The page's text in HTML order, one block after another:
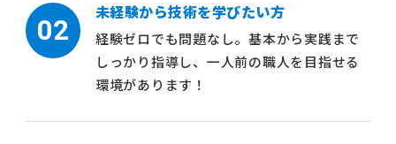
02 未経験から技術を学びたい方
経験ゼロでも問題なし。基本から実践まで
しっかり指導し、一人前の職人を目指せる
環境があります！